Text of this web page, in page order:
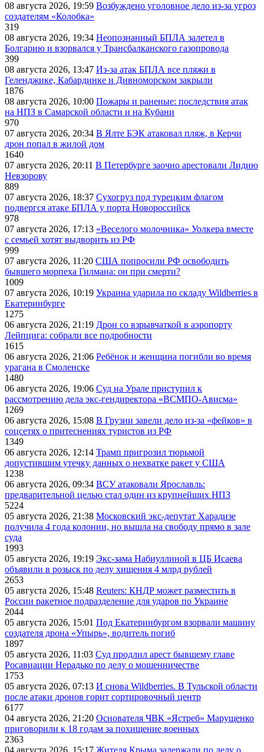
08 августа 2026, 19:59 Возбуждено уголовное дело из-за угроз
создателям «Колобка»
319
08 августа 2026, 19:34 Неопознанный БПЛА залетел в
Болгарию и взорвался у Трансбалканского газопровода
399
08 августа 2026, 13:47 Из-за атак БПЛА все пляжи в
Геленджике, Кабардинке и Дивноморском закрыли
1876
08 августа 2026, 10:00 Пожары и раненые: последствия атак
на НПЗ в Самарской области и на Кубани
970
07 августа 2026, 20:34 В Ялте БЭК атаковал пляж, в Керчи
дрон попал в жилой дом
1640
07 августа 2026, 20:11 В Петербурге заочно арестовали Лидию
Невзорову
889
07 августа 2026, 18:37 Сухогруз под турецким флагом
подвергся атаке БПЛА у порта Новороссийск
978
07 августа 2026, 17:13 «Веселого молочника» Уолкера вместе
с семьей хотят выдворить из РФ
999
07 августа 2026, 11:20 США попросили РФ освободить
бывшего морпеха Гилмана: он при смерти?
1009
07 августа 2026, 10:19 Украина ударила по складу Wildberries в
Екатеринбурге
1275
06 августа 2026, 21:19 Дрон со взрывчаткой в аэропорту
Лейпцига: собрали все подробности
1615
06 августа 2026, 21:06 Ребёнок и женщина погибли во время
урагана в Смоленске
1480
06 августа 2026, 19:06 Суд на Урале приступил к
рассмотрению дела экс-гендиректора «ВСМПО-Ависма»
1269
06 августа 2026, 15:08 В Грузии завели дело из-за «фейков» в
соцсетях о притеснениях туристов из РФ
1349
06 августа 2026, 12:14 Трамп пригрозил тюрьмой
допустившим утечку данных о нехватке ракет у США
1238
06 августа 2026, 09:34 ВСУ атаковали Ярославль:
предварительной целью стал один из крупнейших НПЗ
5224
05 августа 2026, 21:38 Московский экс-депутат Харадизе
получила 4 года колонии, но вышла на свободу прямо в зале
суда
1993
05 августа 2026, 19:19 Экс-зама Набиуллиной в ЦБ Исаева
объявили в розыск по делу хищения 4 млрд рублей
2653
05 августа 2026, 15:48 Reuters: КНДР может разместить в
России ракетное подразделение для ударов по Украине
2044
05 августа 2026, 15:01 Под Екатеринбургом взорвали машину
создателя дрона «Упырь», водитель погиб
1897
05 августа 2026, 11:03 Суд продлил арест бывшему главе
Росавиации Нерадько по делу о мошенничестве
1753
05 августа 2026, 07:13 И снова Wildberries. В Тульской области
после атаки дронов горит сортировочный центр
6177
04 августа 2026, 21:20 Основателя ЧВК «Ястреб» Марущенко
приговорили к 18 годам за похищение военных
2363
04 августа 2026, 15:17 Жителя Крыма задержали по делу о